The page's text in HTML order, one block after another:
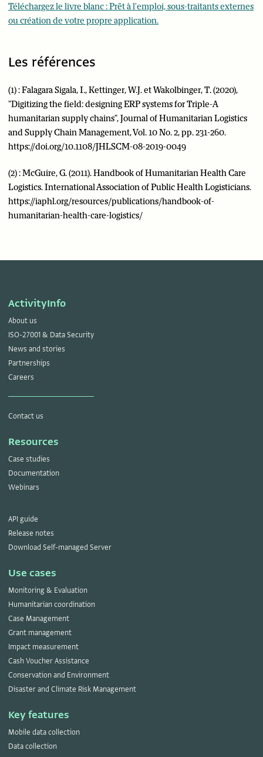
Téléchargez le livre blanc : Prêt à l'emploi, sous-traitants externes
ou création de votre propre application.
Les références
(1) : Falagara Sigala, I., Kettinger, W.J. et Wakolbinger, T. (2020),
"Digitizing the field: designing ERP systems for Triple-A
humanitarian supply chains", Journal of Humanitarian Logistics
and Supply Chain Management, Vol. 10 No. 2, pp. 231-260.
https://doi.org/10.1108/JHLSCM-08-2019-0049
(2) : McGuire, G. (2011). Handbook of Humanitarian Health Care
Logistics. International Association of Public Health Logisticians.
https://iaphl.org/resources/publications/handbook-of-
humanitarian-health-care-logistics/
ActivityInfo
About us
ISO-27001 & Data Security
News and stories
Partnerships
Careers
Contact us
Resources
Case studies
Documentation
Webinars
API guide
Release notes
Download Self-managed Server
Use cases
Monitoring & Evaluation
Humanitarian coordination
Case Management
Grant management
Impact measurement
Cash Voucher Assistance
Conservation and Environment
Disaster and Climate Risk Management
Key features
Mobile data collection
Data collection